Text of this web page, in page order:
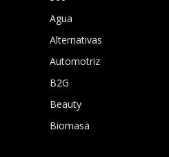
Agua
Alternativas
Automotriz
B2G
Beauty
Biomasa